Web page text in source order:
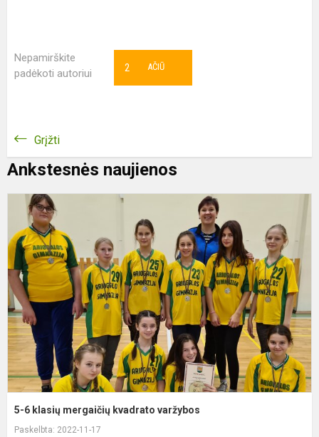
Nepamirškite
padėkoti autoriui
AČIŪ
2
Grįžti
Ankstesnės naujienos
5-6 klasių mergaičių kvadrato varžybos
Paskelbta: 2022-11-17